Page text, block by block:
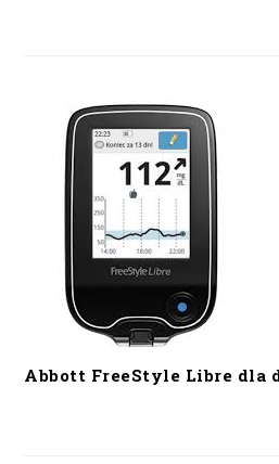
Abbott FreeStyle Libre dla